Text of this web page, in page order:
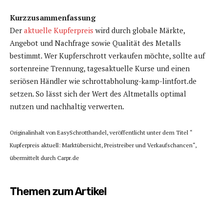
Kurzzusammenfassung
Der aktuelle Kupferpreis wird durch globale Märkte,
Angebot und Nachfrage sowie Qualität des Metalls
bestimmt. Wer Kupferschrott verkaufen möchte, sollte auf
sortenreine Trennung, tagesaktuelle Kurse und einen
seriösen Händler wie schrottabholung-kamp-lintfort.de
setzen. So lässt sich der Wert des Altmetalls optimal
nutzen und nachhaltig verwerten.
Originalinhalt von EasySchrotthandel, veröffentlicht unter dem Titel “
Kupferpreis aktuell: Marktübersicht, Preistreiber und Verkaufschancen“,
übermittelt durch Carpr.de
Themen zum Artikel